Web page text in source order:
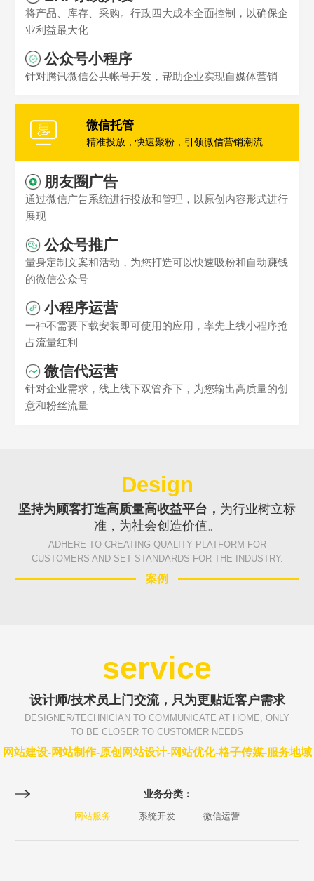
将产品、库存、采购。行政四大成本全面控制，以确保企
业利益最大化
公众号小程序
针对腾讯微信公共帐号开发，帮助企业实现自媒体营销
微信托管
精准投放，快速聚粉，引领微信营销潮流
朋友圈广告
通过微信广告系统进行投放和管理，以原创内容形式进行
展现
公众号推广
量身定制文案和活动，为您打造可以快速吸粉和自动赚钱
的微信公众号
小程序运营
一种不需要下载安装即可使用的应用，率先上线小程序抢
占流量红利
微信代运营
针对企业需求，线上线下双管齐下，为您输出高质量的创
意和粉丝流量
Design
坚持为顾客打造高质量高收益平台， 为行业树立标
准，为社会创造价值。
ADHERE TO CREATING QUALITY PLATFORM FOR
CUSTOMERS AND SET STANDARDS FOR THE INDUSTRY.
案例
service
设计师/技术员上门交流，只为更贴近客户需求
DESIGNER/TECHNICIAN TO COMMUNICATE AT HOME, ONLY
TO BE CLOSER TO CUSTOMER NEEDS
网站建设-网站制作-原创网站设计-网站优化-格子传媒-服务地域
业务分类：
网站服务 系统开发 微信运营
Are you ready?
不怕就请留下您的需求及联系方式，我们会第一时间送上问候的。